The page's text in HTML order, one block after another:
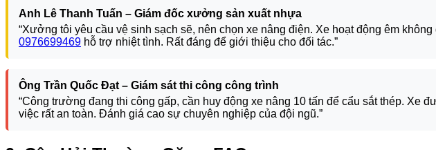
Anh Lê Thanh Tuấn – Giám đốc xưởng sản xuất nhựa
“Xưởng tôi yêu cầu vệ sinh sạch sẽ, nên chọn xe nâng điện. Xe hoạt động êm
0976699469 hỗ trợ nhiệt tình. Rất đáng để giới thiệu cho đối tác.”
Ông Trần Quốc Đạt – Giám sát thi công công trình
“Công trường đang thi công gấp, cần huy động xe nâng 10 tấn để cẩu sắt thép.
việc rất an toàn. Đánh giá cao sự chuyên nghiệp của đội ngũ.”